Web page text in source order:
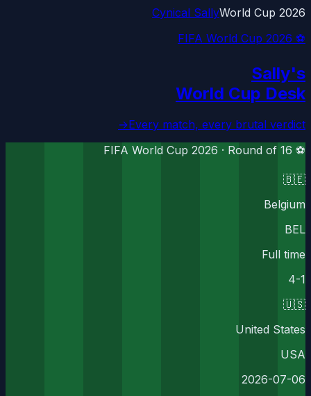
Cynical SallyWorld Cup 2026
⚽ FIFA World Cup 2026
Sally's
World Cup Desk
Every match, every brutal verdict
→
⚽ FIFA World Cup 2026 ·
Round of 16
🇧🇪
Belgium
BEL
Full time
4-1
🇺🇸
United States
USA
2026-07-06